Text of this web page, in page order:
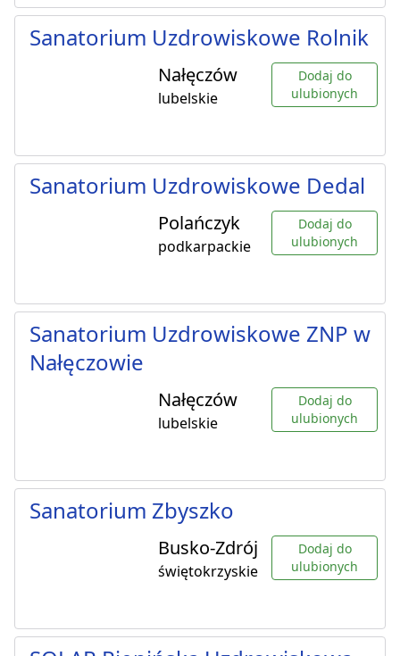
Sanatorium Uzdrowiskowe Rolnik
Nałęczów
lubelskie
Dodaj do
ulubionych
Sanatorium Uzdrowiskowe Dedal
Polańczyk
podkarpackie
Dodaj do
ulubionych
Sanatorium Uzdrowiskowe ZNP w
Nałęczowie
Nałęczów
lubelskie
Dodaj do
ulubionych
Sanatorium Zbyszko
Busko-Zdrój
świętokrzyskie
Dodaj do
ulubionych